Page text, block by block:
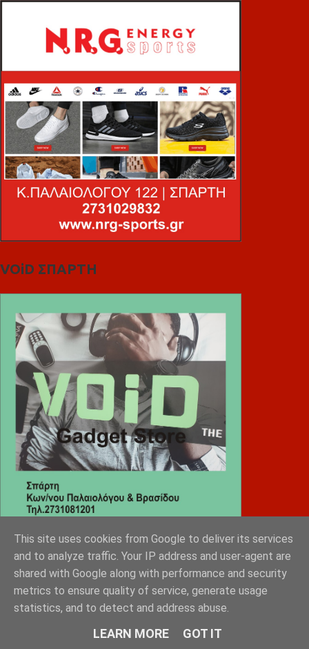
VOiD ΣΠΑΡΤΗ
Diafimistes.gr
This site uses cookies from Google to deliver its services
and to analyze traffic. Your IP address and user-agent are
shared with Google along with performance and security
metrics to ensure quality of service, generate usage
statistics, and to detect and address abuse.
LEARN MORE GOT IT